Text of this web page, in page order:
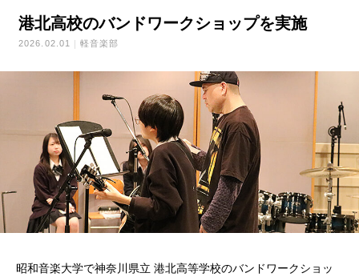
港北高校のバンドワークショップを実施
2026.02.01 軽音楽部
昭和音楽大学で神奈川県立 港北高等学校のバンドワークショッ